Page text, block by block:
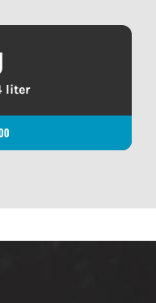
liter